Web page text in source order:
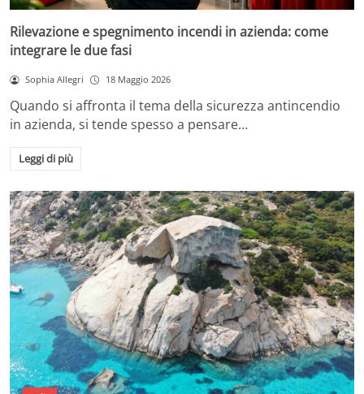
Rilevazione e spegnimento incendi in azienda: come
integrare le due fasi
Sophia Allegri 18 Maggio 2026
Quando si affronta il tema della sicurezza antincendio
in azienda, si tende spesso a pensare…
Leggi di più